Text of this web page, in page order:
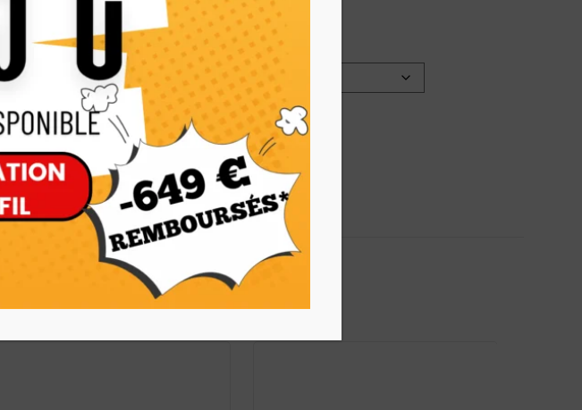
Puissance
En stock